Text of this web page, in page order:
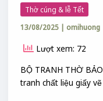
Thờ cúng & lễ Tết
13/08/2025 | omihuong
Lượt xem: 72
BỘ TRANH THỜ
tranh chất liệu giấy